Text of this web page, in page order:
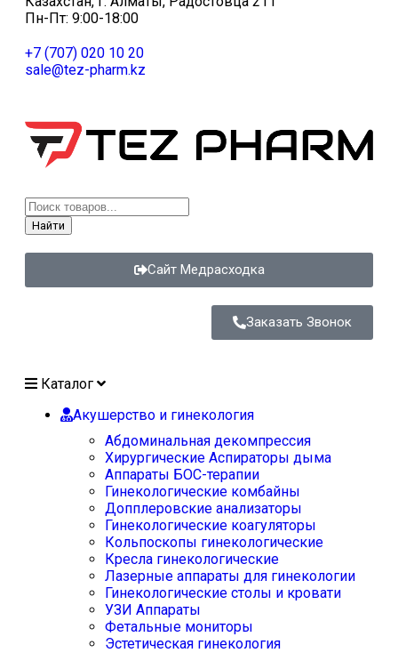
Пн-Пт: 9:00-18:00
+7 (707) 020 10 20
sale@tez-pharm.kz
Найти
Сайт Медрасходка
Заказать Звонок
Каталог
Акушерство и гинекология
Абдоминальная декомпрессия
Хирургические Аспираторы дыма
Аппараты БОС-терапии
Гинекологические комбайны
Допплеровские анализаторы
Гинекологические коагуляторы
Кольпоскопы гинекологические
Кресла гинекологические
Лазерные аппараты для гинекологии
Гинекологические столы и кровати
УЗИ Аппараты
Фетальные мониторы
Эстетическая гинекология